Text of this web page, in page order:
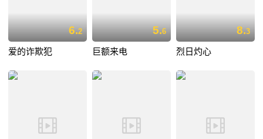
6.2
爱的诈欺犯
5.6
巨额来电
8.3
烈日灼心